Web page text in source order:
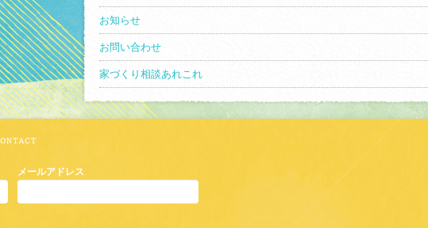
お知らせ
お問い合わせ
家づくり相談あれこれ
メールアドレス